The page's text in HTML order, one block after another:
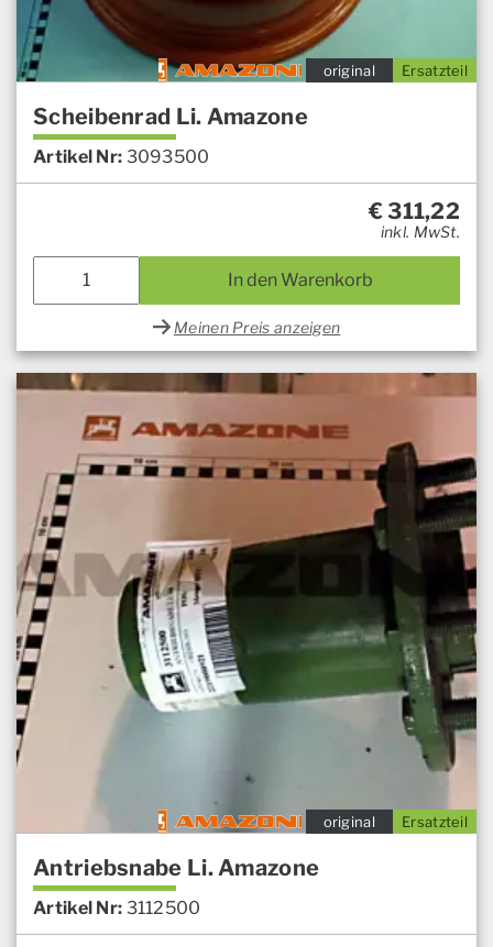
Ersatzteil
original
Scheibenrad Li. Amazone
Artikel Nr: 3093500
€311,22
inkl. MwSt.
In den Warenkorb
Meinen Preis anzeigen
Ersatzteil
original
Antriebsnabe Li. Amazone
Artikel Nr: 3112500